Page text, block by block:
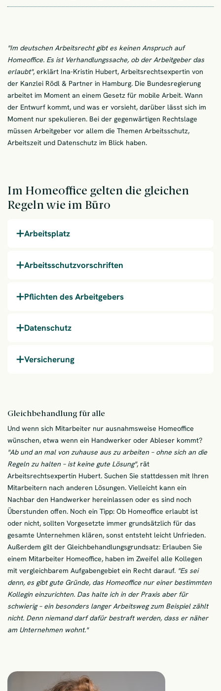
"Im deutschen Arbeitsrecht gibt es keinen Anspruch auf
Homeoffice. Es ist Verhandlungssache, ob der Arbeitgeber das
erlaubt", erklärt Ina-Kristin Hubert, Arbeitsrechtsexpertin von
der Kanzlei Rödl & Partner in Hamburg. Die Bundesregierung
arbeitet im Moment an einem Gesetz für mobile Arbeit. Wann
der Entwurf kommt, und was er vorsieht, darüber lässt sich im
Moment nur spekulieren. Bei der gegenwärtigen Rechtslage
müssen Arbeitgeber vor allem die Themen Arbeitsschutz,
Arbeitszeit und Datenschutz im Blick haben.
Im Homeoffice gelten die gleichen
Regeln wie im Büro
Arbeitsplatz
Arbeitsschutzvorschriften
Pflichten des Arbeitgebers
Datenschutz
Versicherung
Gleichbehandlung für alle
Und wenn sich Mitarbeiter nur ausnahmsweise Homeoffice
wünschen, etwa wenn ein Handwerker oder Ableser kommt?
"Ab und an mal von zuhause aus zu arbeiten – ohne sich an die
Regeln zu halten – ist keine gute Lösung", rät
Arbeitsrechtsexpertin Hubert. Suchen Sie stattdessen mit Ihren
Mitarbeitern nach anderen Lösungen. Vielleicht kann ein
Nachbar den Handwerker hereinlassen oder es sind noch
Überstunden offen. Noch ein Tipp: Ob Homeoffice erlaubt ist
oder nicht, sollten Vorgesetzte immer grundsätzlich für das
gesamte Unternehmen klären, sonst entsteht leicht Unfrieden.
Außerdem gilt der Gleichbehandlungsgrundsatz: Erlauben Sie
einem Mitarbeiter Homeoffice, haben im Zweifel alle Kollegen
mit vergleichbarem Aufgabengebiet ein Recht darauf. "Es sei
denn, es gibt gute Gründe, das Homeoffice nur einer bestimmten
Kollegin einzurichten. Das halte ich in der Praxis aber für
schwierig – ein besonders langer Arbeitsweg zum Beispiel zählt
nicht. Denn niemand darf dafür bestraft werden, dass er näher
am Unternehmen wohnt."